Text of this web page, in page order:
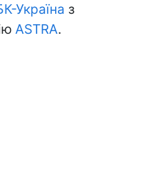
Україна з
ASTRA.